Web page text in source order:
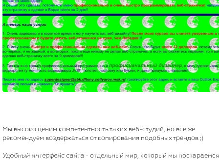
Мы высоко ценим компетентность таких веб-студий, но все же
рекомендуем воздержаться от копирования подобных трендов ;)
Удобный интерфейс сайта - отдельный мир, который мы постараемся